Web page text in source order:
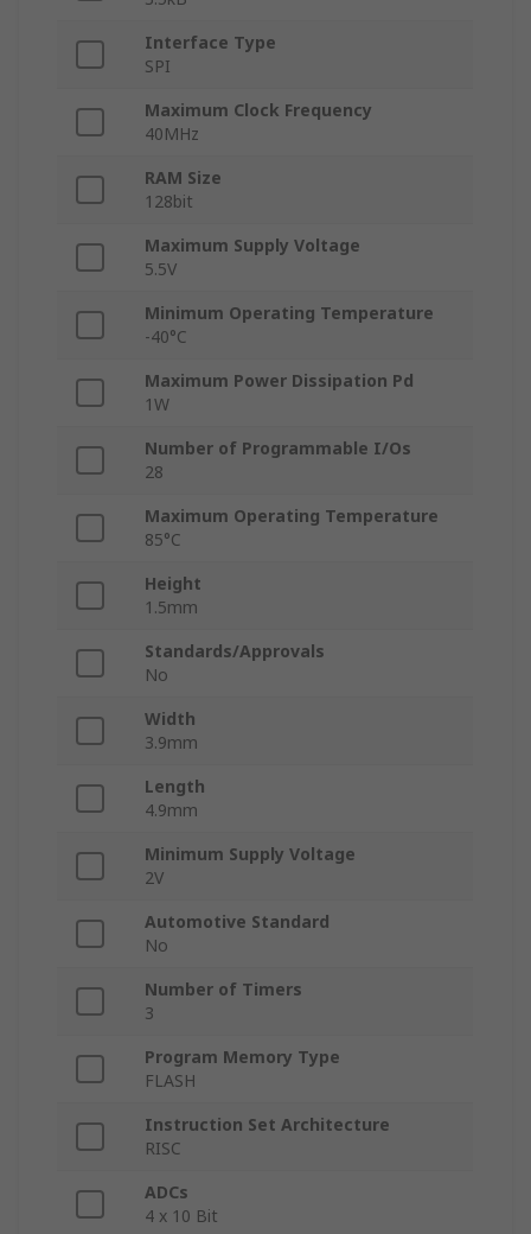
Interface Type
SPI
Maximum Clock Frequency
40MHz
RAM Size
128bit
Maximum Supply Voltage
5.5V
Minimum Operating Temperature
-40°C
Maximum Power Dissipation Pd
1W
Number of Programmable I/Os
28
Maximum Operating Temperature
85°C
Height
1.5mm
Standards/Approvals
No
Width
3.9mm
Length
4.9mm
Minimum Supply Voltage
2V
Automotive Standard
No
Number of Timers
3
Program Memory Type
FLASH
Instruction Set Architecture
RISC
ADCs
4 x 10 Bit